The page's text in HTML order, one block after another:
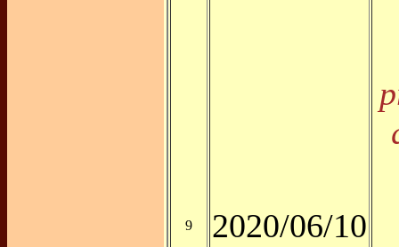
9 2020/06/10